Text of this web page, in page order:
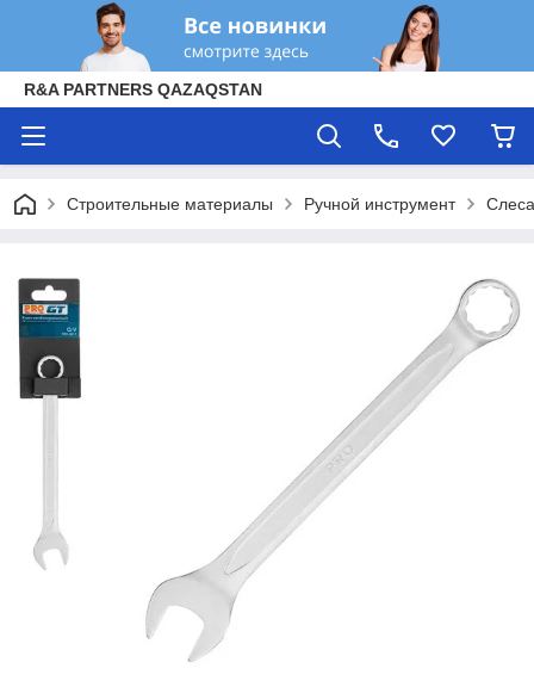
R&A PARTNERS QAZAQSTAN
Строительные материалы Ручной инструмент